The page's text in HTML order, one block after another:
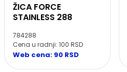
ŽICA FORCE
STAINLESS 288
784288
Cena u radnji: 100 RSD
Web cena: 90 RSD